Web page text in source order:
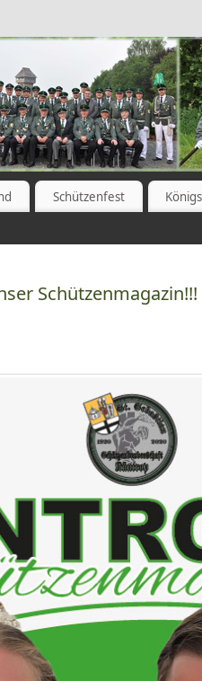
Schützenfest
Schützenmagazin!!!